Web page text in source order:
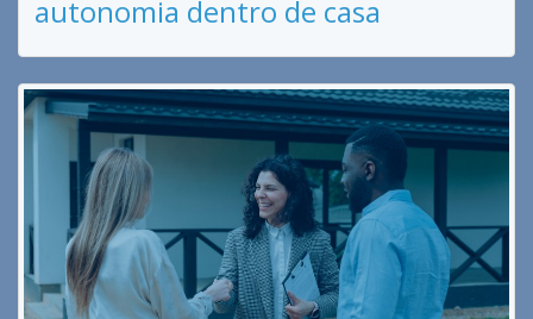
autonomia dentro de casa